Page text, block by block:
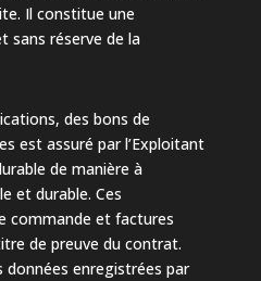
Il constitue une
sans réserve de la
des bons de
est assuré par l’Exploitant
de manière à
et durable. Ces
commande et factures
de preuve du contrat.
données enregistrées par